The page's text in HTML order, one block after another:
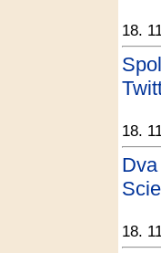
18.
18.
18.